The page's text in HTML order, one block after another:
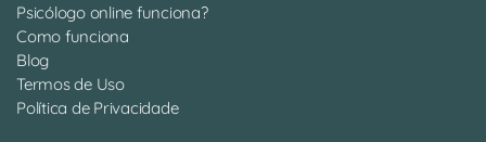
Psicólogo online funciona?
Como funciona
Blog
Termos de Uso
Política de Privacidade